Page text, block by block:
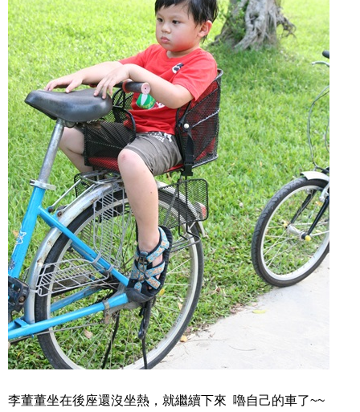
李董董坐在後座還沒坐熱，就繼續下來 嚕自己的車了~~